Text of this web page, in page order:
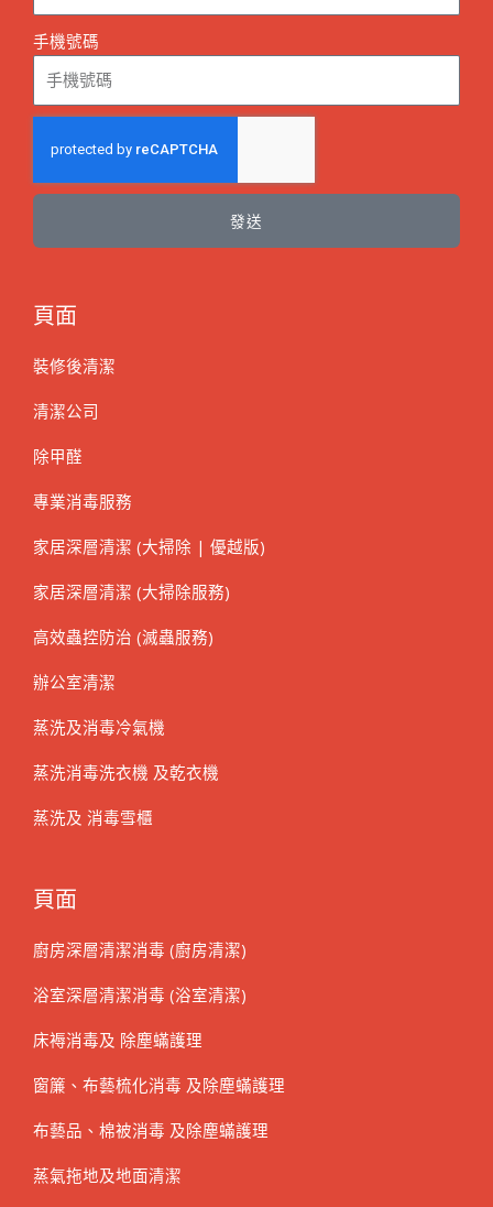
手機號碼
發送
頁面
裝修後清潔
清潔公司
除甲醛
專業消毒服務
家居深層清潔 (大掃除 | 優越版)
家居深層清潔 (大掃除服務)
高效蟲控防治 (滅蟲服務)
辦公室清潔
蒸洗及消毒冷氣機
蒸洗消毒洗衣機 及乾衣機
蒸洗及 消毒雪櫃
頁面
廚房深層清潔消毒 (廚房清潔)
浴室深層清潔消毒 (浴室清潔)
床褥消毒及 除塵蟎護理
窗簾、布藝梳化消毒 及除塵蟎護理
布藝品、棉被消毒 及除塵蟎護理
蒸氣拖地及地面清潔